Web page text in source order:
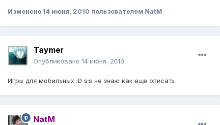
Изменено 14 июня, 2010 пользователем NatM
Taymer
Опубликовано 14 июня, 2010
Игры для мобильных :D sis не знаю как ещё описать
NatM